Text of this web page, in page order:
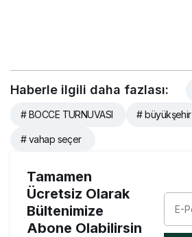
Haberle ilgili daha fazlası:
# BOCCE TURNUVASI # büyükşehir
# vahap seçer
Tamamen
Ücretsiz Olarak
Bültenimize
Abone Olabilirsin